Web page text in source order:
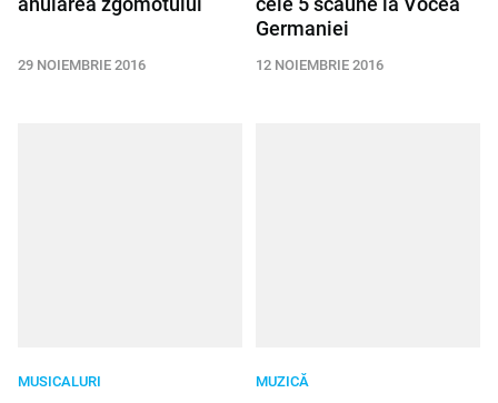
29 NOIEMBRIE 2016
Germaniei
12 NOIEMBRIE 2016
MUSICALURI MUZICĂ